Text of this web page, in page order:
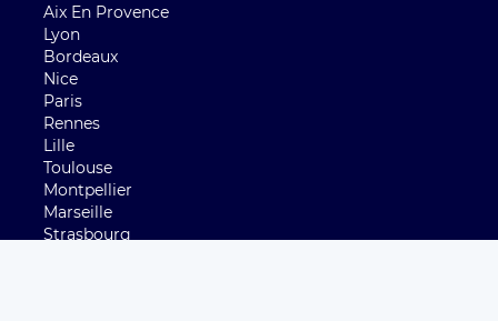
Aix En Provence
Lyon
Bordeaux
Nice
Paris
Rennes
Lille
Toulouse
Montpellier
Marseille
Strasbourg